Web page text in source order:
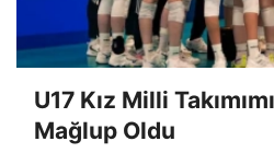
U17 Kız Milli
Mağlup Oldu